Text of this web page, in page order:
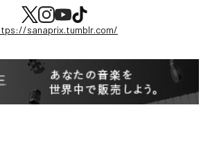
sanaprix.tumblr.com/